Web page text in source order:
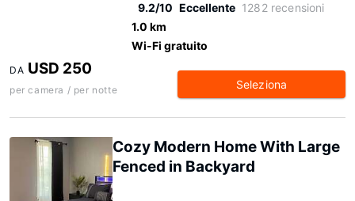
9.2/10 Eccellente 1282 recensioni
1.0 km
Wi-Fi gratuito
DA USD 250
per camera / per notte Seleziona
Cozy Modern Home With Large
Fenced in Backyard